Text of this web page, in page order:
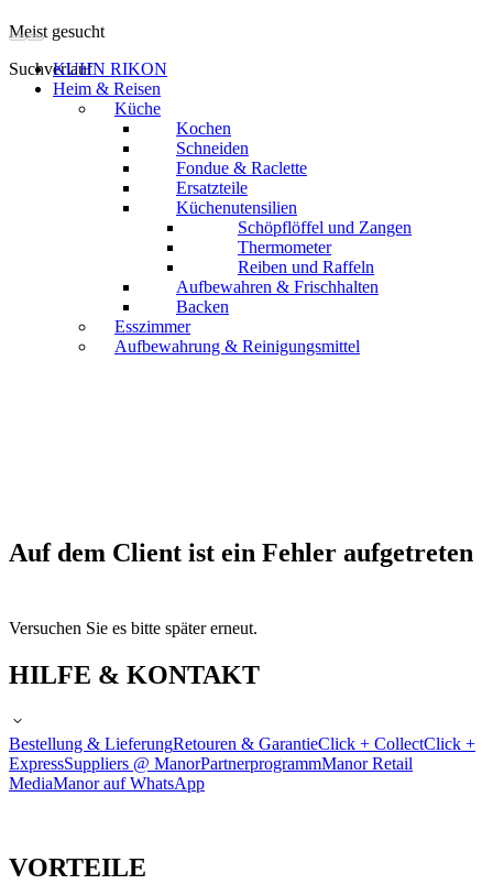
Meist gesucht
SuchverlaufKUHN RIKON
Heim & Reisen
Küche
Kochen
Schneiden
Fondue & Raclette
Ersatzteile
Küchenutensilien
Schöpflöffel und Zangen
Thermometer
Reiben und Raffeln
Aufbewahren & Frischhalten
Backen
Esszimmer
Aufbewahrung & Reinigungsmittel
Auf dem Client ist ein Fehler aufgetreten
Versuchen Sie es bitte später erneut.
HILFE & KONTAKT
Bestellung & LieferungRetouren & GarantieClick + CollectClick +
ExpressSuppliers @ ManorPartnerprogrammManor Retail
MediaManor auf WhatsApp
VORTEILE